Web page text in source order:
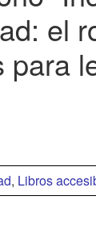
el
para
, Libros